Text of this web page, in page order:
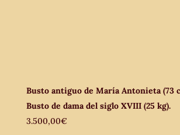
Busto antiguo de María Antonieta (73
Busto de dama del siglo XVIII (25 kg).
3.500,00€